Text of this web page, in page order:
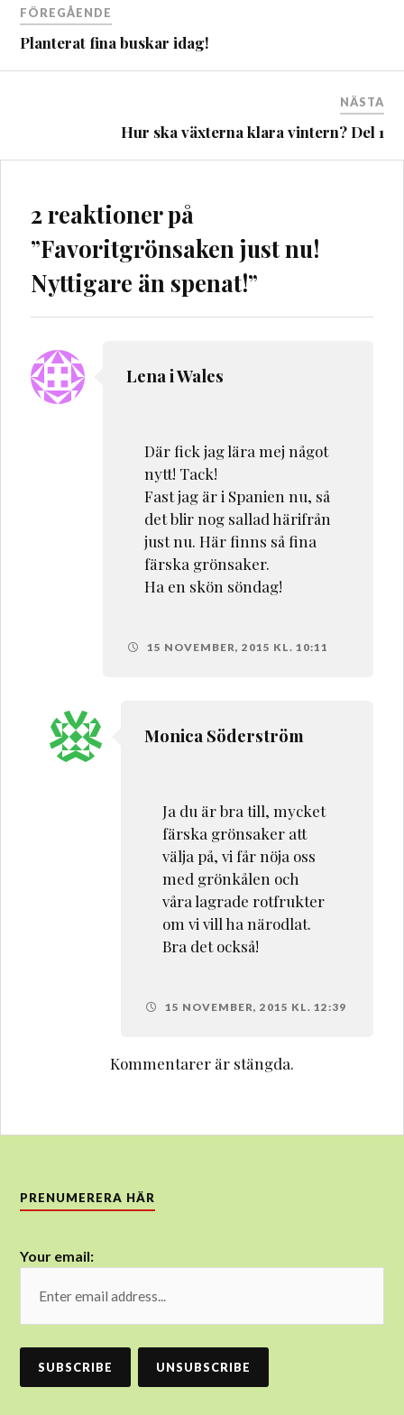
FÖREGÅENDE
Planterat fina buskar idag!
NÄSTA
Hur ska växterna klara vintern? Del 1
2 reaktioner på
”Favoritgrönsaken just nu!
Nyttigare än spenat!”
Lena i Wales
Där fick jag lära mej något
nytt! Tack!
Fast jag är i Spanien nu, så
det blir nog sallad härifrån
just nu. Här finns så fina
färska grönsaker.
Ha en skön söndag!
15 NOVEMBER, 2015 KL. 10:11
Monica Söderström
Ja du är bra till, mycket
färska grönsaker att
välja på, vi får nöja oss
med grönkålen och
våra lagrade rotfrukter
om vi vill ha närodlat.
Bra det också!
15 NOVEMBER, 2015 KL. 12:39
Kommentarer är stängda.
PRENUMERERA HÄR
Your email: